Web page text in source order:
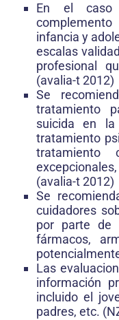
En el caso
infancia y
escalas
profesional
(avalia-t 2012)
Se
tratamiento
suicida en
tratamiento
tratamiento
(avalia-t 2012)
Se
cuidadores
por parte de
fármacos,
Las
información
incluido el
padres, etc.